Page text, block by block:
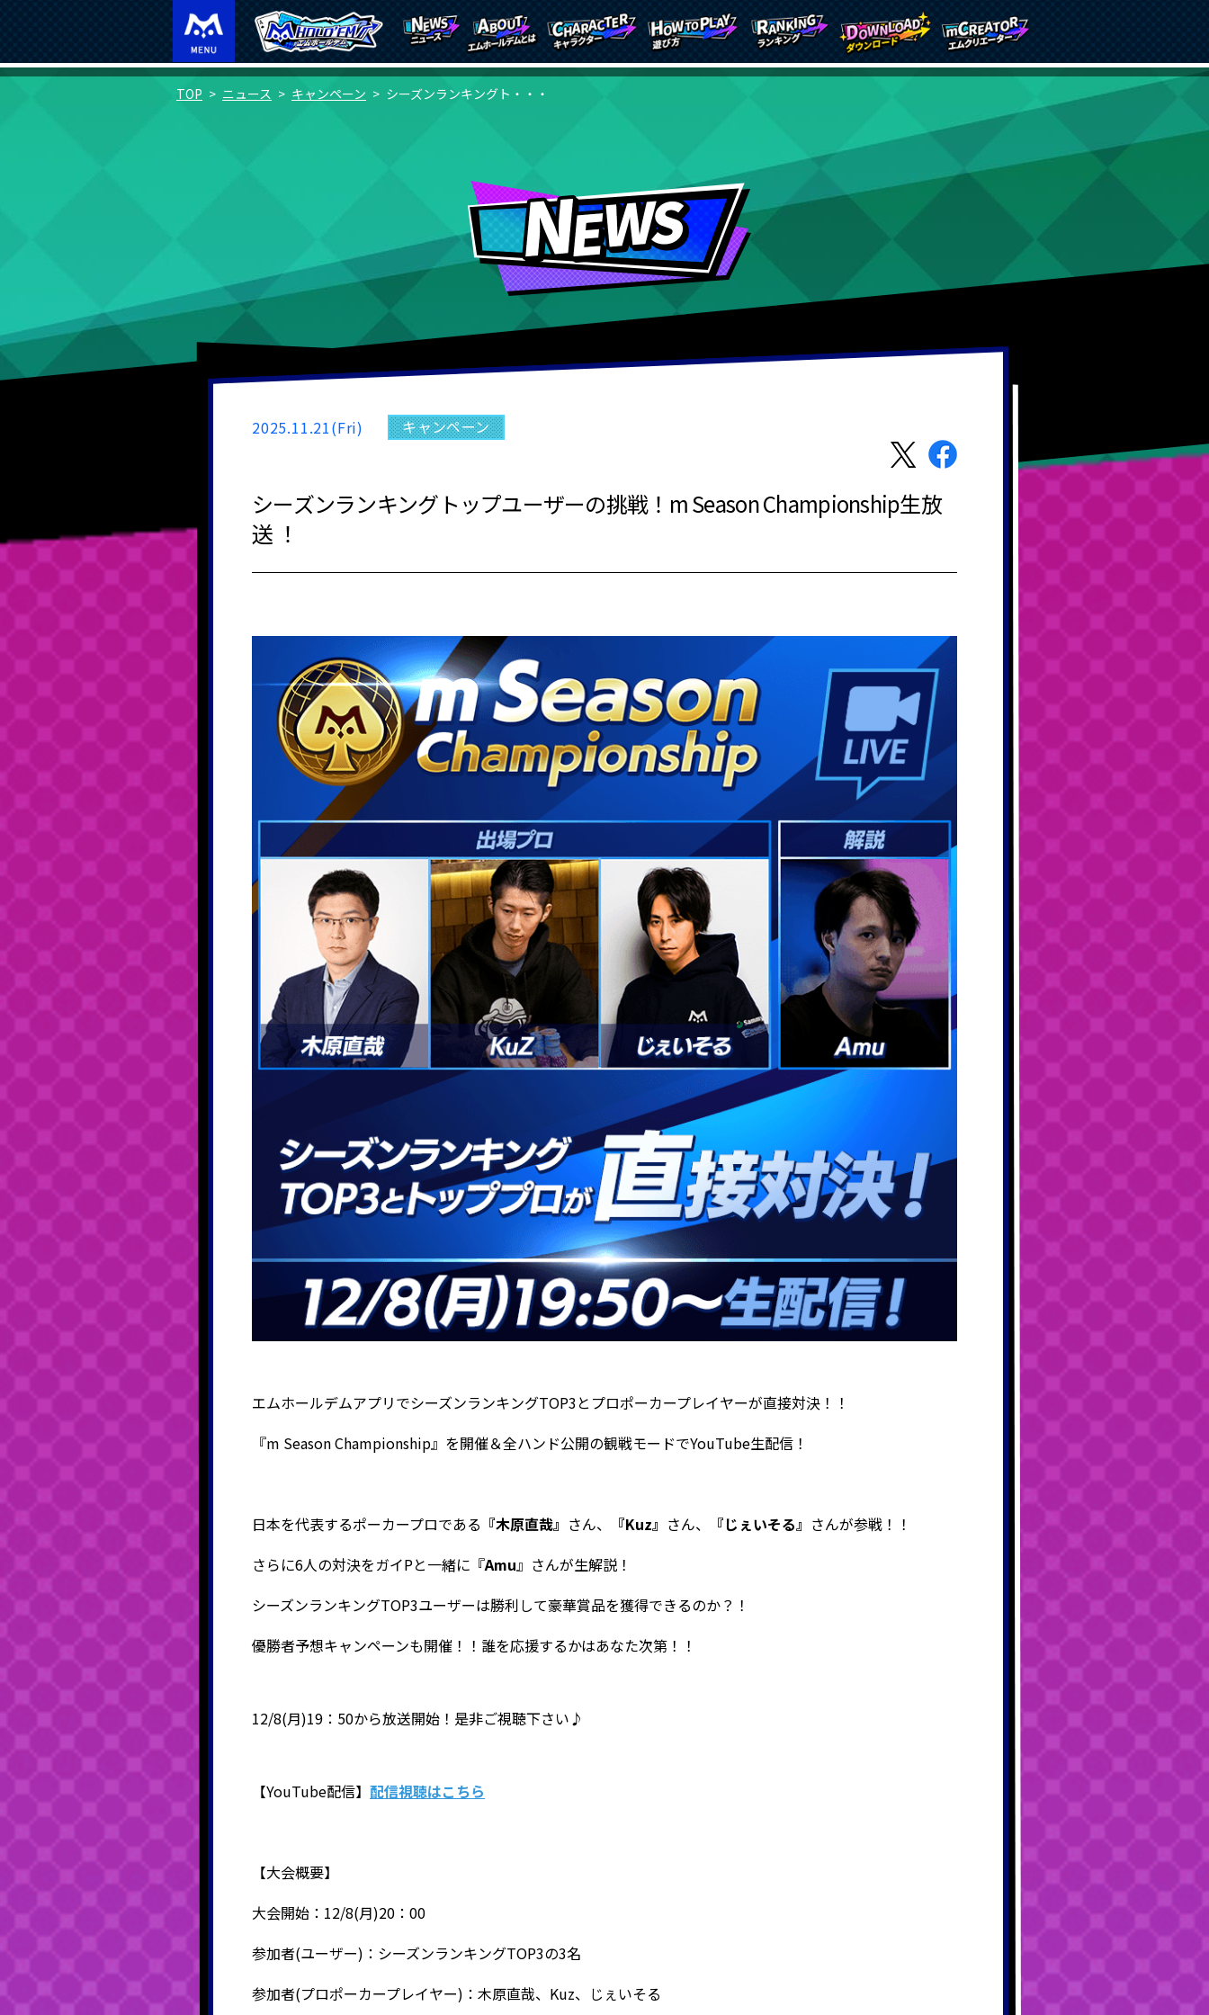
TOP ニュース キャンペーン シーズンランキングト・・・
2025.11.21(Fri) キャンペーン
シーズンランキングトップユーザーの挑戦！m Season Championship生放
送 ！
エムホールデムアプリでシーズンランキングTOP3とプロポーカープレイヤーが直接対決！！
『m Season Championship』を開催＆全ハンド公開の観戦モードでYouTube生配信！
日本を代表するポーカープロである 『木原直哉』 さん、 『Kuz』 さん、 『じぇいそる』 さんが参戦！！
さらに6人の対決をガイPと一緒に『Amu』さんが生解説！
シーズンランキングTOP3ユーザーは勝利して豪華賞品を獲得できるのか？！
優勝者予想キャンペーンも開催！！誰を応援するかはあなた次第！！
12/8(月)19：50から放送開始！是非ご視聴下さい♪
【YouTube配信】 配信視聴はこちら
【大会概要】
大会開始：12/8(月)20：00
参加者(ユーザー)：シーズンランキングTOP3の3名
参加者(プロポーカープレイヤー)：木原直哉、Kuz、じぇいそる